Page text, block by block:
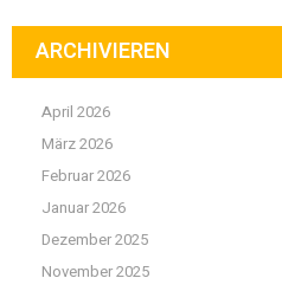
ARCHIVIEREN
April 2026
März 2026
Februar 2026
Januar 2026
Dezember 2025
November 2025